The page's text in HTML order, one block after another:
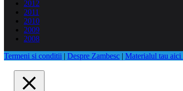
2012
2011
2010
2009
2008
Termeni si conditii | Despre Zambesc | Materialul tau aici